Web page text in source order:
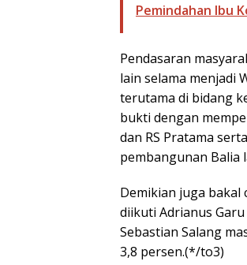
Pemindahan Ibu
Pendasaran
lain selama menjadi
terutama di bidang
bukti dengan
dan RS Pratama
pembangunan Balia
Demikian juga bakal
diikuti Adrianus
Sebastian Salang
3,8 persen.(*/to3)